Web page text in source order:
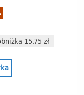
15.75 zł